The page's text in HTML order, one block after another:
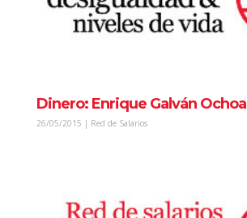
Dinero: Enrique Galván Ochoa
26/05/2015 | Red de Salarios